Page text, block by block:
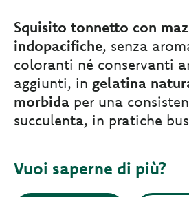
Squisito tonnetto con
indopacifiche, senza
coloranti né conservanti
aggiunti, in gelatina
morbida per una
succulenta, in pratiche
Vuoi saperne di più?